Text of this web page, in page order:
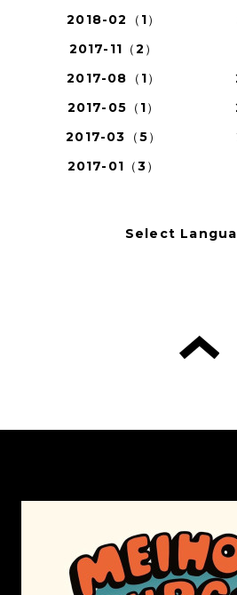
2018-02（1）
2017-11（2）
2017-08（1）
2017-05（1）
2017-03（5）
2017-01（3）
Select